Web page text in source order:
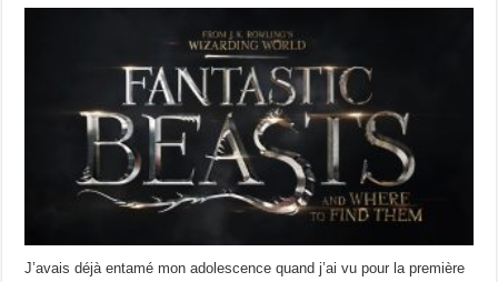
J’avais déjà entamé mon adolescence quand j’ai vu pour la première